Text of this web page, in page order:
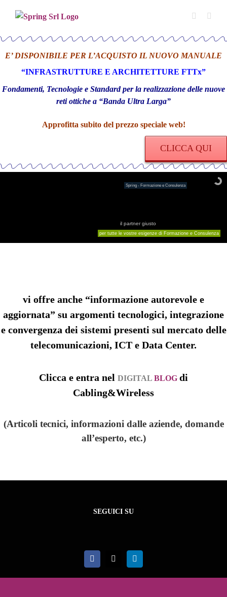
E’ DISPONIBILE PER L’ACQUISTO IL NUOVO MANUALE
“INFRASTRUTTURE E ARCHITETTURE FTTx”
Fondamenti, Tecnologie e Standard per la realizzazione delle nuove
reti ottiche a “Banda Ultra Larga”
Approfitta subito del prezzo speciale web!
CLICCA QUI
Spring - Formazione e Consulenza
il partner giusto
per tutte le vostre esigenze di Formazione e Consulenza
vi offre anche “informazione autorevole e
aggiornata” su argomenti tecnologici, integrazione
e convergenza dei sistemi presenti sul mercato delle
telecomunicazioni, ICT e Data Center.
Clicca e entra nel DIGITAL BLOG di
Cabling&Wireless
(Articoli tecnici, informazioni dalle aziende, domande
all’esperto, etc.)
SEGUICI SU